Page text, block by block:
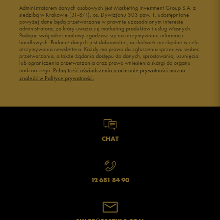
Buty męskie 41
Buty męskie 42
Buty męskie 43
Buty męskie 44
Buty męskie 45
Buty męskie 46
Administratorem danych osobowych jest Marketing Investment Group S.A. z
siedzibą w Krakowie (31-871), os. Dywizjonu 303 paw. 1, udostępnione
powyżej dane będą przetwarzane w prawnie uzasadnionym interesie
administratora, za który uważa się marketing produktów i usług własnych.
Podając swój adres mailowy zgadzasz się na otrzymywanie informacji
handlowych. Podanie danych jest dobrowolne, aczkolwiek niezbędne w celu
otrzymywania newslettera. Każdy ma prawo do zgłoszenia sprzeciwu wobec
przetwarzania, a także żądania dostępu do danych, sprostowania, usunięcia
lub ograniczenia przetwarzania oraz prawo wniesienia skargi do organu
nadzorczego. Pełną treść oświadczenia o ochronie prywatności można
znaleźć w Polityce prywatności.
CHAT
12 681 84 90